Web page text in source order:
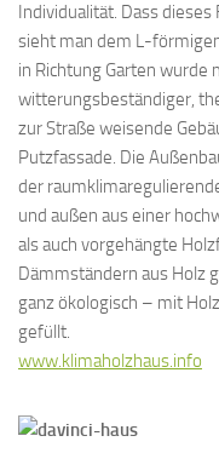
Individualität. Dass
sieht man dem L-
in Richtung Garten wurde
witterungsbeständiger,
zur Straße weisende
Putzfassade. Die
der
und außen aus einer
als auch vorgehängte
Dämmständern aus Holz
ganz ökologisch – mit
gefüllt.
www.klimaholzhaus.info